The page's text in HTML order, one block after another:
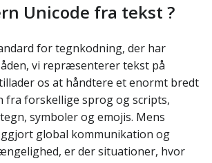
Unicode fra tekst ?
for tegnkodning, der har
vi repræsenterer tekst på
os at håndtere et enormt bredt
fra forskellige sprog og scripts,
symboler og emojis. Mens
global kommunikation og
er der situationer, hvor